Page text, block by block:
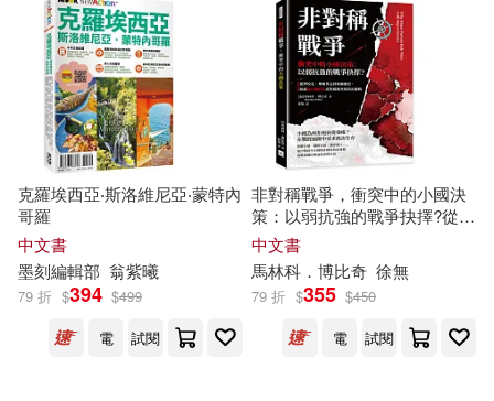
（英）阿加莎·克里斯蒂(32)
AKI KONDO(31)
彼得．杜拉克(31) 三田誠(30)
張銀合（主編）(30)
上海人民出版社(328)
尖端(327) 台灣角川(316)
上海譯文出版社(294)
譯林出版社(290)
ムービック(287)
克羅埃西亞‧斯洛維尼亞‧蒙特內
哥羅
中文書
墨刻編輯部 翁紫曦
79 折 $394 $499
電
試閱
非對稱戰爭，衝突中的小國決
策：以弱抗強的戰爭抉擇?從伊
拉克、摩爾多瓦到塞爾維亞，
解析後冷戰時代非對稱衝突的
政治邏輯
中文書
馬林科．博比奇 徐無
79 折 $355 $450
電
試閱